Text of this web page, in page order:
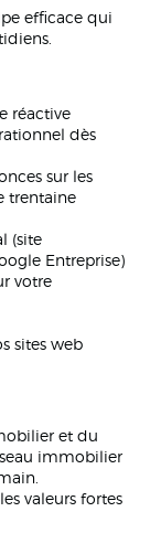
efficace qui
réactive
dès
sur les
trentaine
(site
Entreprise)
votre
sites web
et du
immobilier
valeurs fortes